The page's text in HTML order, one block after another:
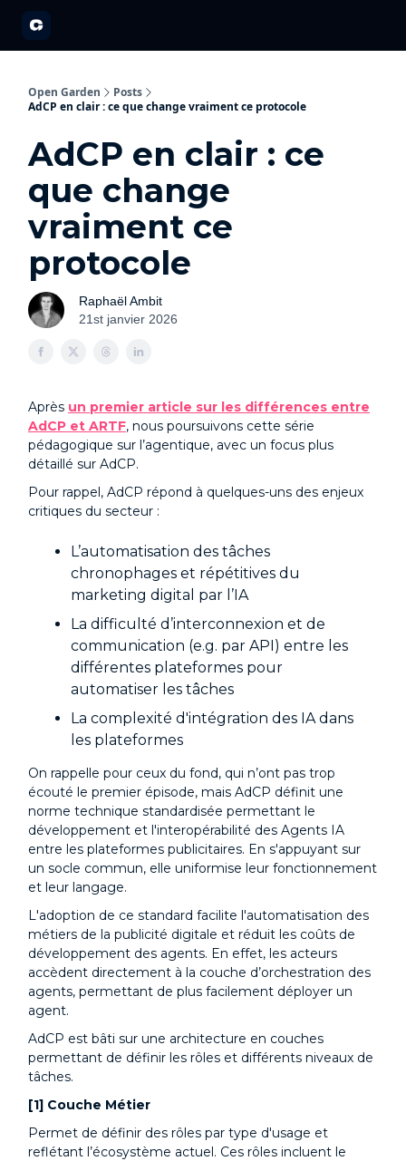
Open Garden
Posts
AdCP en clair : ce que change vraiment ce protocole
AdCP en clair : ce
que change
vraiment ce
protocole
Raphaël Ambit
21st janvier 2026
Après un premier article sur les différences entre
AdCP et ARTF, nous poursuivons cette série
pédagogique sur l’agentique, avec un focus plus
détaillé sur AdCP.
Pour rappel, AdCP répond à quelques-uns des enjeux
critiques du secteur :
L’automatisation des tâches
chronophages et répétitives du
marketing digital par l’IA
La difficulté d’interconnexion et de
communication (e.g. par API) entre les
différentes plateformes pour
automatiser les tâches
La complexité d'intégration des IA dans
les plateformes
On rappelle pour ceux du fond, qui n’ont pas trop
écouté le premier épisode, mais AdCP définit une
norme technique standardisée permettant le
développement et l'interopérabilité des Agents IA
entre les plateformes publicitaires. En s'appuyant sur
un socle commun, elle uniformise leur fonctionnement
et leur langage.
L'adoption de ce standard facilite l'automatisation des
métiers de la publicité digitale et réduit les coûts de
développement des agents. En effet, les acteurs
accèdent directement à la couche d’orchestration des
agents, permettant de plus facilement déployer un
agent.
AdCP est bâti sur une architecture en couches
permettant de définir les rôles et différents niveaux de
tâches.
[1] Couche Métier
Permet de définir des rôles par type d'usage et
reflétant l’écosystème actuel. Ces rôles incluent le